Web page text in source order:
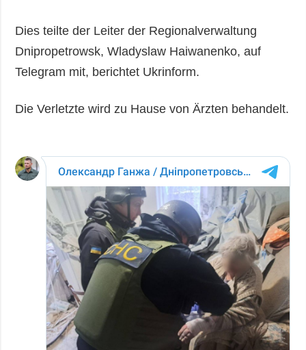
Dies teilte der Leiter der Regionalverwaltung
Dnipropetrowsk, Wladyslaw Haiwanenko, auf
Telegram mit, berichtet Ukrinform.
Die Verletzte wird zu Hause von Ärzten behandelt.